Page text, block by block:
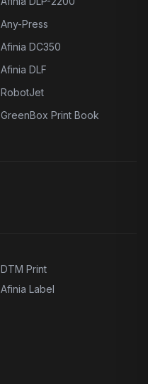
Any-Press
Afinia DC350
Afinia DLF
RobotJet
GreenBox Print Book
DTM Print
Afinia Label